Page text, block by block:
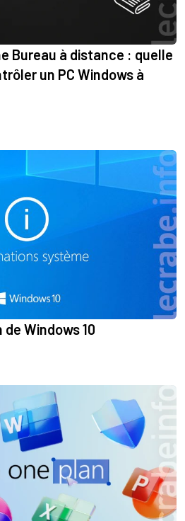
Bureau à distance : quelle
un PC Windows à
Windows 10